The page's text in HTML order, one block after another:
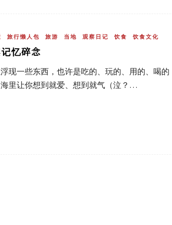
旅行懒人包 旅游 当地 观察日记 饮食 饮食文化
忆碎念
现一些东西，也许是吃的、玩的、用的、喝
里让你想到就爱、想到就气（泣？…